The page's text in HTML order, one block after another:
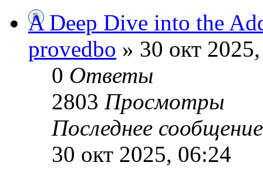
A Deep Dive into the
provedbo » 30 окт
0 Ответы
2803 Просмотры
Последнее
30 окт 2025, 06:24